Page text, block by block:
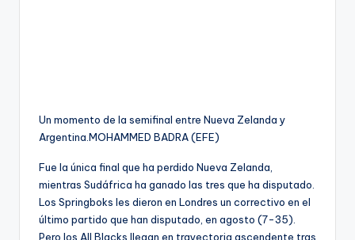
Un momento de la semifinal entre Nueva Zelanda y
Argentina. MOHAMMED BADRA (EFE)
Fue la única final que ha perdido Nueva Zelanda,
mientras Sudáfrica ha ganado las tres que ha disputado.
Los Springboks les dieron en Londres un correctivo en el
último partido que han disputado, en agosto (7-35).
Pero los All Blacks llegan en trayectoria ascendente tras